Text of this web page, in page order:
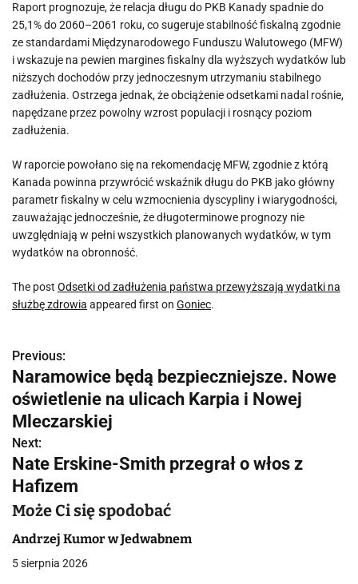
Raport prognozuje, że relacja długu do PKB Kanady spadnie do
25,1% do 2060–2061 roku, co sugeruje stabilność fiskalną zgodnie
ze standardami Międzynarodowego Funduszu Walutowego (MFW)
i wskazuje na pewien margines fiskalny dla wyższych wydatków lub
niższych dochodów przy jednoczesnym utrzymaniu stabilnego
zadłużenia. Ostrzega jednak, że obciążenie odsetkami nadal rośnie,
napędzane przez powolny wzrost populacji i rosnący poziom
zadłużenia.
W raporcie powołano się na rekomendację MFW, zgodnie z którą
Kanada powinna przywrócić wskaźnik długu do PKB jako główny
parametr fiskalny w celu wzmocnienia dyscypliny i wiarygodności,
zauważając jednocześnie, że długoterminowe prognozy nie
uwzględniają w pełni wszystkich planowanych wydatków, w tym
wydatków na obronność.
The post Odsetki od zadłużenia państwa przewyższają wydatki na
służbę zdrowia appeared first on Goniec.
N
a
w
i
g
a
c
j
Previous:
Naramowice będą bezpieczniejsze. Nowe
oświetlenie na ulicach Karpia i Nowej
Mleczarskiej
Next:
Nate Erskine-Smith przegrał o włos z
Hafizem
Może Ci się spodobać
Andrzej Kumor w Jedwabnem
5 sierpnia 2026